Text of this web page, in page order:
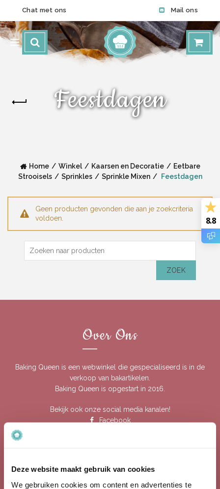
Deze website maakt gebruik van cookies
We gebruiken cookies om content en advertenties te
Chat met ons Mail ons
Feestdagen
Home Winkel Kaarsen en Decoratie
Eetbare
Strooisels
Sprinkles Sprinkle Mixen Feestdagen
Geen producten gevonden die aan je zoekcriteria
voldoen.
Zoek
ZOEK
Over Ons
Baking Queen is een webwinkel die gespecialiseerd is in de
verkoop van bakartikelen.
Baking Queen is opgestart in 2016.
Bekijk ook onze social media kanalen!
Facebook
Producten
8.8